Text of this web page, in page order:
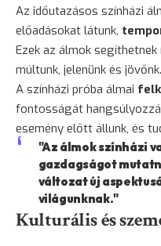
Az időutazásos színházi
előadásokat látunk,
Ezek az álmok
múltunk, jelenünk és jövőnk.
A színházi próba álmai
fontosságát
esemény előtt állunk, és
"Az álmok színházi
gazdagságot
változat új
világunknak."
Kulturális és